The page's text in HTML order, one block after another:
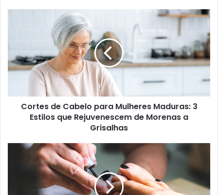
Cortes de Cabelo para Mulheres Maduras: 3
Estilos que Rejuvenescem de Morenas a
Grisalhas